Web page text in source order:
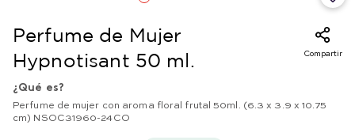
Perfume de Mujer
Hypnotisant 50 ml.
Compartir
¿Qué es?
Perfume de mujer con aroma floral frutal 50ml. (6.3 x 3.9 x 10.75
cm) NSOC31960-24CO